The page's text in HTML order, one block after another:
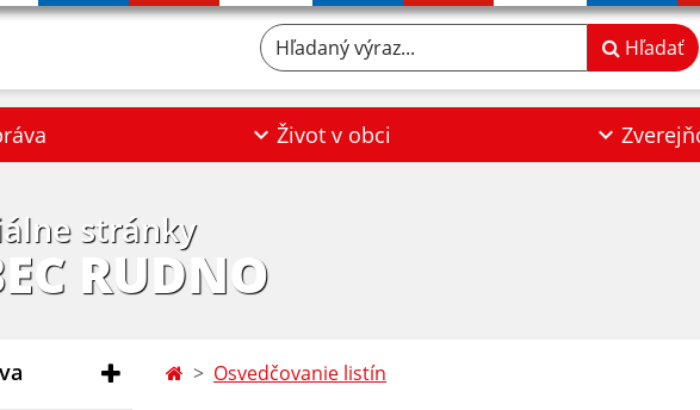
Hľadaný výraz... Hľadať
Život v obci
stránky
RUDNO
Osvedčovanie listín